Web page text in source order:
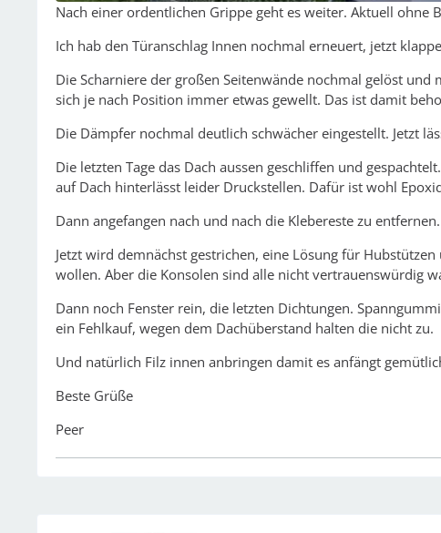
Nach einer ordentlichen Grippe geht es weiter. Aktuell ohne
Ich hab den Türanschlag Innen nochmal erneuert, jetzt
Die Scharniere der großen Seitenwände nochmal gelöst
sich je nach Position immer etwas gewellt. Das ist damit
Die Dämpfer nochmal deutlich schwächer eingestellt. Jetzt
Die letzten Tage das Dach aussen geschliffen und
auf Dach hinterlässt leider Druckstellen. Dafür ist wohl
Dann angefangen nach und nach die Klebereste zu entfernen.
Jetzt wird demnächst gestrichen, eine Lösung für
wollen. Aber die Konsolen sind alle nicht vertrauenswürdig
Dann noch Fenster rein, die letzten Dichtungen.
ein Fehlkauf, wegen dem Dachüberstand halten die nicht zu.
Und natürlich Filz innen anbringen damit es anfängt
Beste Grüße
Peer